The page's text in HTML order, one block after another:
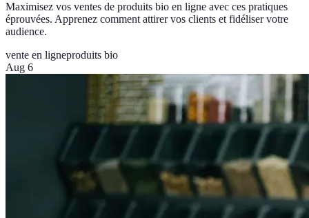
Maximisez vos ventes de produits bio en ligne avec ces pratiques
éprouvées. Apprenez comment attirer vos clients et fidéliser votre
audience.
vente en ligneproduits bio
Aug 6